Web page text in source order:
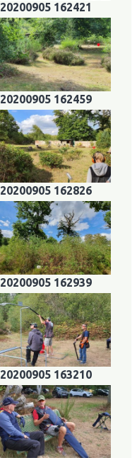
20200905 162421
20200905 162459
20200905 162826
20200905 162939
20200905 163210